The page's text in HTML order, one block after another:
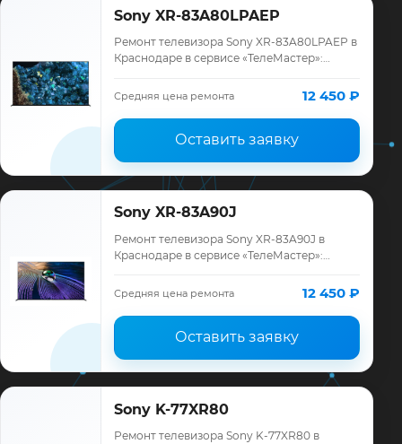
Sony XR-83A80LPAEP
Ремонт телевизора Sony XR-83A80LPAEP в
Краснодаре в сервисе «ТелеМастер»:
ремонта, запчасти и гарантия до 12
Средняя цена ремонта 12 450 ₽
Оставить заявку
Sony XR-83A90J
Ремонт телевизора Sony XR-83A90J в
Краснодаре в сервисе «ТелеМастер»:
ремонта, запчасти и гарантия до 12
месяцев.
Средняя цена ремонта 12 450 ₽
Оставить заявку
Sony K-77XR80
Ремонт телевизора Sony K-77XR80 в